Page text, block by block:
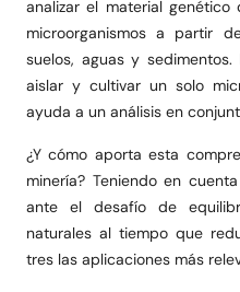
analizar el material
microorganismos a partir
suelos, aguas y
aislar y cultivar un solo
ayuda a un análisis en
¿Y cómo aporta esta
minería? Teniendo en
ante el desafío de
naturales al tiempo que
tres las aplicaciones más